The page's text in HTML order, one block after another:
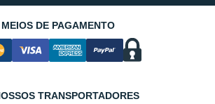
MEIOS DE PAGAMENTO
TRANSPORTADORES